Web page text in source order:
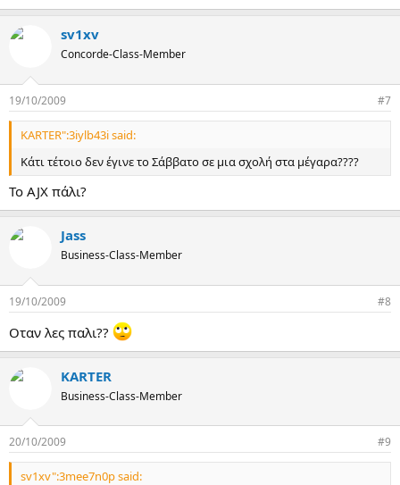
sv1xv
Concorde-Class-Member
19/10/2009 #7
KARTER":3iylb43i said:
Κάτι τέτοιο δεν έγινε το Σάββατο σε μια σχολή στα μέγαρα????
Το AJX πάλι?
Jass
Business-Class-Member
19/10/2009 #8
Oταν λες παλι??
KARTER
Business-Class-Member
20/10/2009 #9
sv1xv":3mee7n0p said: